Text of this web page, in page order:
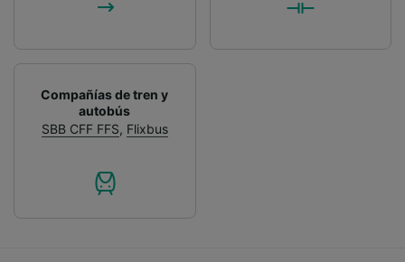
Compañías de tren y
autobús
SBB CFF FFS, Flixbus